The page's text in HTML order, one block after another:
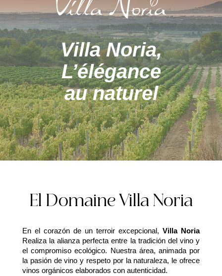
Villa Noria,
L’élégance
au naturel
El Domaine Villa Noria
En el corazón de un terroir excepcional, Villa Noria
Realiza la alianza perfecta entre la tradición del vino y
el compromiso ecológico. Nuestra área, animada por
la pasión de vino y respeto por la naturaleza, le ofrece
vinos orgánicos elaborados con autenticidad.